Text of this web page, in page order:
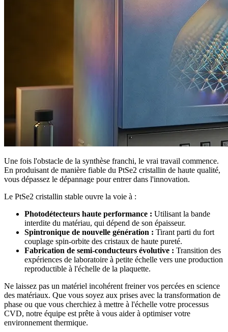
Une fois l'obstacle de la synthèse franchi, le vrai travail commence.
En produisant de manière fiable du PtSe2 cristallin de haute qualité,
vous dépassez le dépannage pour entrer dans l'innovation.
Le PtSe2 cristallin stable ouvre la voie à :
Photodétecteurs haute performance : Utilisant la bande
interdite du matériau, qui dépend de son épaisseur.
Spintronique de nouvelle génération : Tirant parti du fort
couplage spin-orbite des cristaux de haute pureté.
Fabrication de semi-conducteurs évolutive : Transition des
expériences de laboratoire à petite échelle vers une production
reproductible à l'échelle de la plaquette.
Ne laissez pas un matériel incohérent freiner vos percées en science
des matériaux. Que vous soyez aux prises avec la transformation de
phase ou que vous cherchiez à mettre à l'échelle votre processus
CVD, notre équipe est prête à vous aider à optimiser votre
environnement thermique.